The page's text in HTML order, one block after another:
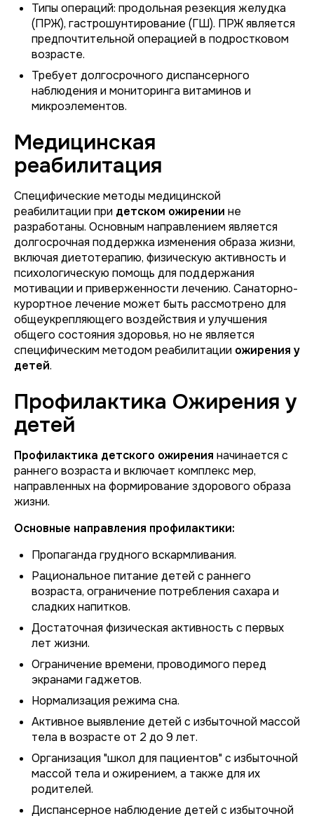
Типы операций: продольная резекция желудка
(ПРЖ), гастрошунтирование (ГШ). ПРЖ является
предпочтительной операцией в подростковом
возрасте.
Требует долгосрочного диспансерного
наблюдения и мониторинга витаминов и
микроэлементов.
Медицинская
реабилитация
Специфические методы медицинской
реабилитации при детском ожирении не
разработаны. Основным направлением является
долгосрочная поддержка изменения образа жизни,
включая диетотерапию, физическую активность и
психологическую помощь для поддержания
мотивации и приверженности лечению. Санаторно-
курортное лечение может быть рассмотрено для
общеукрепляющего воздействия и улучшения
общего состояния здоровья, но не является
специфическим методом реабилитации ожирения у
детей.
Профилактика Ожирения у
детей
Профилактика детского ожирения начинается с
раннего возраста и включает комплекс мер,
направленных на формирование здорового образа
жизни.
Основные направления профилактики:
Пропаганда грудного вскармливания.
Рациональное питание детей с раннего
возраста, ограничение потребления сахара и
сладких напитков.
Достаточная физическая активность с первых
лет жизни.
Ограничение времени, проводимого перед
экранами гаджетов.
Нормализация режима сна.
Активное выявление детей с избыточной массой
тела в возрасте от 2 до 9 лет.
Организация "школ для пациентов" с избыточной
массой тела и ожирением, а также для их
родителей.
Диспансерное наблюдение детей с избыточной